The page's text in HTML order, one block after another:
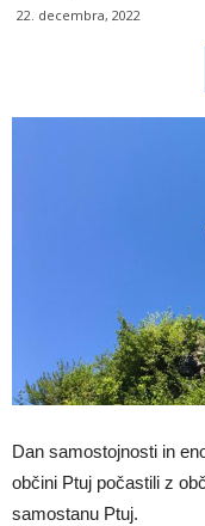
22. decembra, 2022
Dan samostojnosti in
občini Ptuj počastili z
samostanu Ptuj.